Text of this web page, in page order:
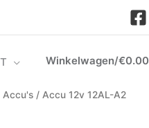
Winkelwagen/€0.00
Accu's / Accu 12v 12AL-A2